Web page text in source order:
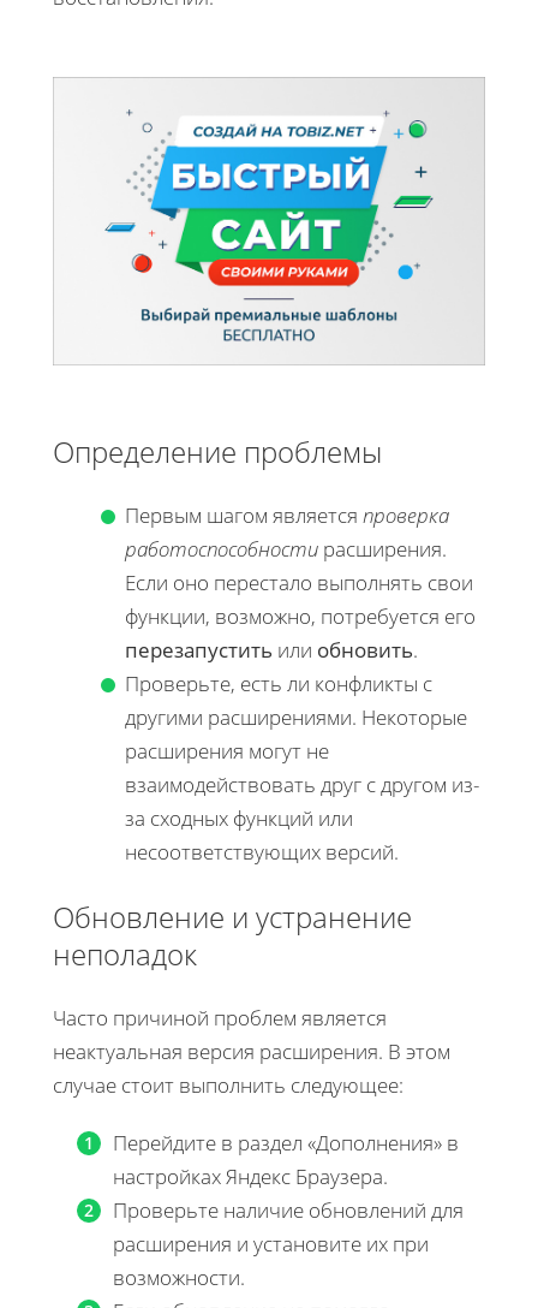
Определение проблемы
Первым шагом является проверка
работоспособности расширения.
Если оно перестало выполнять свои
функции, возможно, потребуется его
перезапустить или обновить.
Проверьте, есть ли конфликты с
другими расширениями. Некоторые
расширения могут не
взаимодействовать друг с другом из-
за сходных функций или
несоответствующих версий.
Обновление и устранение
неполадок
Часто причиной проблем является
неактуальная версия расширения. В этом
случае стоит выполнить следующее:
Перейдите в раздел «Дополнения» в
настройках Яндекс Браузера.
Проверьте наличие обновлений для
расширения и установите их при
возможности.